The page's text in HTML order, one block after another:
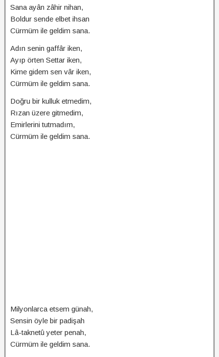
Sana ayân zâhir nihan,
Boldur sende elbet ihsan
Cürmüm ile geldim sana.
Adın senin gaffâr iken,
Ayıp örten Settar iken,
Kime gidem sen vâr iken,
Cürmüm ile geldim sana.
Doğru bir kulluk etmedim,
Rızan üzere gitmedim,
Emirlerini tutmadım,
Cürmüm ile geldim sana.
Milyonlarca etsem günah,
Sensin öyle bir padişah
Lâ-taknetû yeter penah,
Cürmüm ile geldim sana.